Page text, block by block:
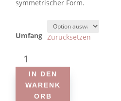
symmetrischer Form.
Umfang Zurücksetzen
Amoena
-
Leisure
Form
IN DEN
WARENK
ORB